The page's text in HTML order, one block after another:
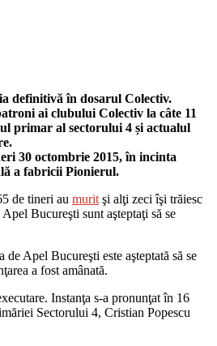
definitivă în dosarul Colectiv.
ai clubului Colectiv la câte 11
primar al sectorului 4 și actualul
30 octombrie 2015, în incinta
a fabricii Pionierul.
de tineri au murit şi alţi zeci îşi trăiesc
Bucureşti sunt aşteptaţi să se
Apel Bucureşti este aşteptată să se
a fost amânată.
Instanţa s-a pronunţat în 16
Sectorului 4, Cristian Popescu